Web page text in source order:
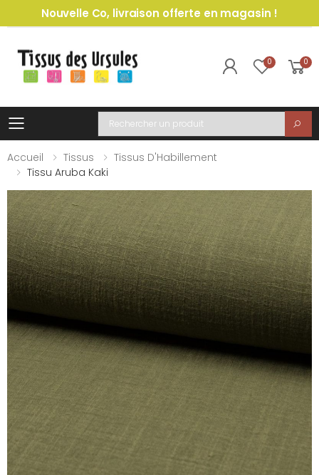
Nouvelle Co, livraison offerte en magasin !
0 0
Toggle mobile menu
Recherche
Accueil
Tissus
Tissus D'Habillement
Tissu Aruba Kaki